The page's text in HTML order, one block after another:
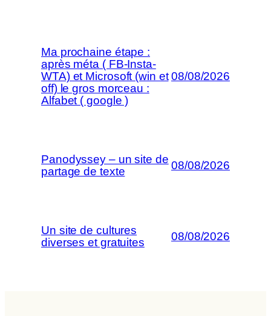
Ma prochaine étape :
après méta ( FB-Insta-
WTA) et Microsoft (win et
off) le gros morceau :
Alfabet ( google )
08/08/2026
Panodyssey – un site de
partage de texte
08/08/2026
Un site de cultures
diverses et gratuites
08/08/2026